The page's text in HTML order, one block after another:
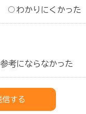
わかりにくかった
参考にならなかった